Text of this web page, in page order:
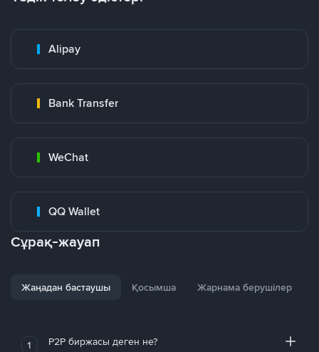
Alipay
Bank Transfer
WeChat
QQ Wallet
Сұрақ-жауап
Жаңадан бастаушы Қосымша Жарнама берушілер
1 P2P биржасы деген не?